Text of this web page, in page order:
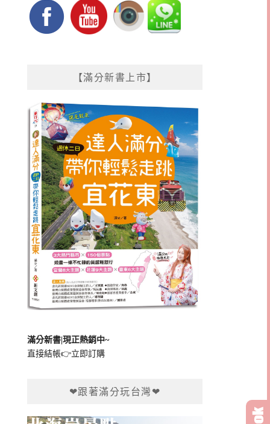
【滿分新書上市】
滿分新書|現正熱銷中~
直接結帳👉立即訂購
❤跟著滿分玩台灣❤